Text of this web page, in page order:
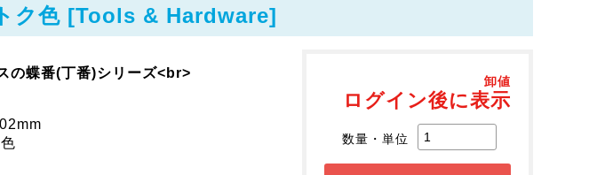
ク色 [Tools & Hardware]
卸値
ログイン後に表示
数量・単位
の蝶番(丁番)シリーズ<br>